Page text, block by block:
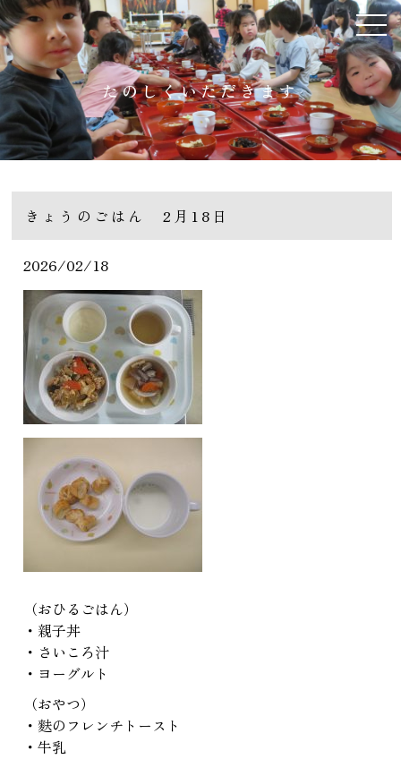
たのしくいただきます
きょうのごはん 2月18日
2026/02/18
（おひるごはん）
・親子丼
・さいころ汁
・ヨーグルト
（おやつ）
・麩のフレンチトースト
・牛乳